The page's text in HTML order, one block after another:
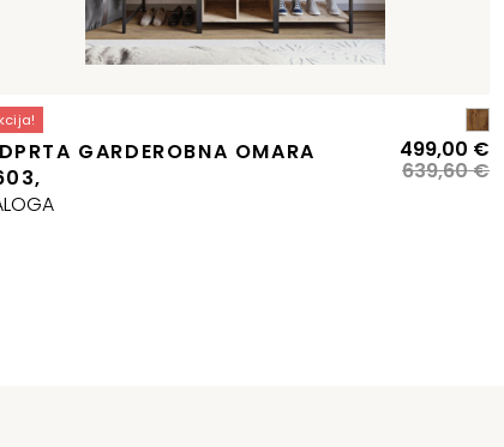
GARDEROBNA OMARA
639,60€
499,00 €